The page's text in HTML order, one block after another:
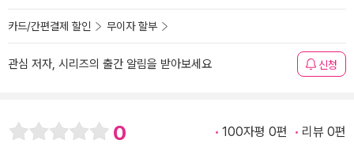
카드/간편결제 할인 무이자 할부
관심 저자, 시리즈의 출간 알림을 받아보세요 신청
0 100자평 0편 리뷰 0편